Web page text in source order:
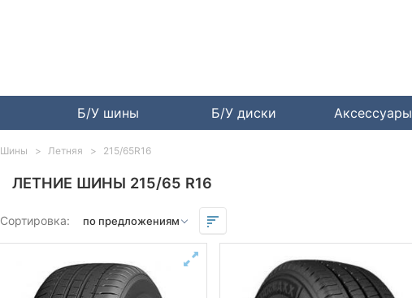
Б/У шины Б/У диски Аксессуары
ЛЕТНИЕ ШИНЫ 215/65 R16
Сортировка:
Шины Летняя 215/65R16